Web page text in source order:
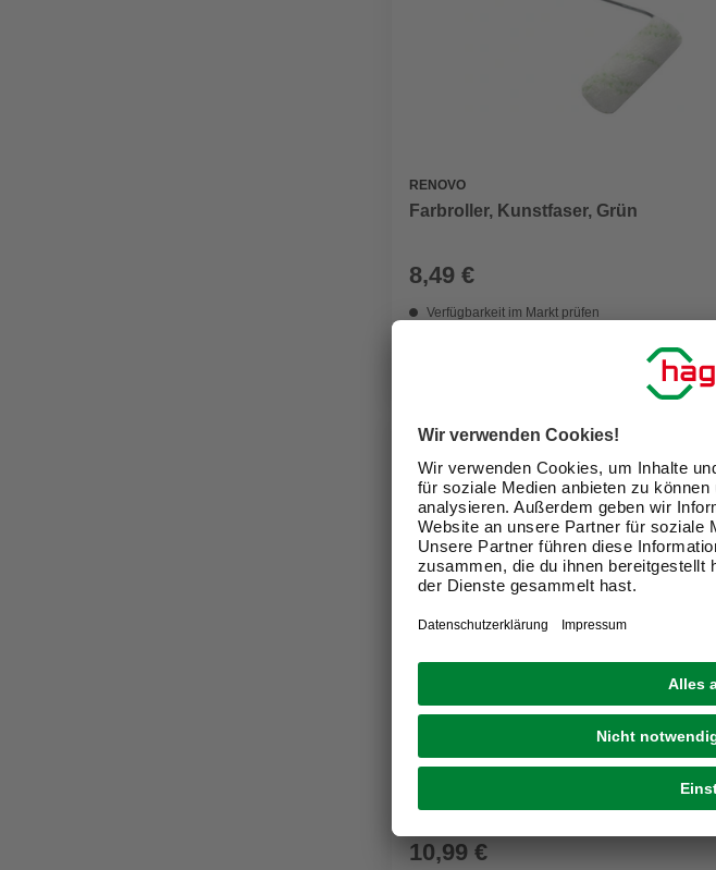
RENOVO
Farbroller, Kunstfaser, Grün
8,49 €
Verfügbarkeit im Markt prüfen
Eckenroller, Kunstfaser, Grün
10,99 €